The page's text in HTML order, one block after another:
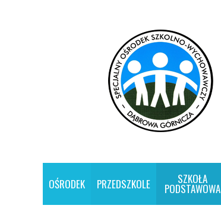
OŚRODEK PRZEDSZKOLE SZKOŁA
PODSTAWOWA